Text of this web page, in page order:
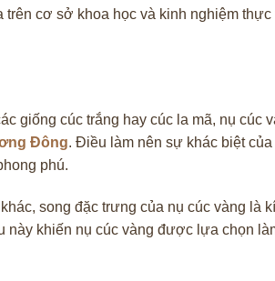
cơ sở khoa học và kinh nghiệm
giống cúc trắng hay cúc la mã, nụ cúc
Đông. Điều làm nên sự khác biệt
phú.
song đặc trưng của nụ cúc vàng là
khiến nụ cúc vàng được lựa chọn